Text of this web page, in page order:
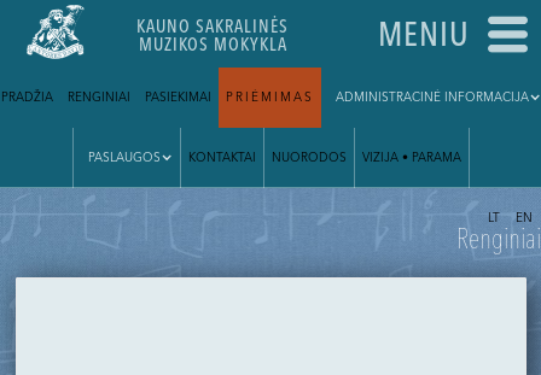
KAUNO SAKRALINĖS
MUZIKOS MOKYKLA
MENIU
PRADŽIA RENGINIAI PASIEKIMAI PRIĖMIMAS ADMINISTRACINĖ INFORMACIJA
PASLAUGOS KONTAKTAI NUORODOS VIZIJA • PARAMA
| LT EN
Renginiai